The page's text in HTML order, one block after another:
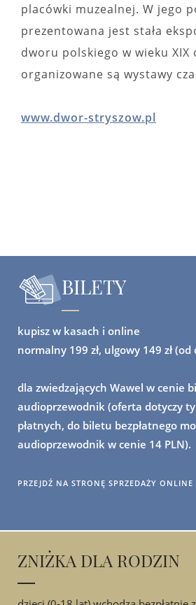
placówki muzealnej. W jego
prezentowana jest stała
dworu polskiego w wieku XIX
organizowane są wystawy
www.dwor-stryszow.pl
BILETY
kupisz w kasach i online
normalny 199 zł, ulgowy 149 zł (od
dla zwiedzających Wawel w cenie
audioprzewodnik (oferta dotyczy
płatnych, do biletu bezpłatnego
audioprzewodnik w cenie 14 PLN).
PRZEJDŹ NA STRONĘ SPRZEDAŻY ONLINE
ZNIŻKA DLA RODZIN